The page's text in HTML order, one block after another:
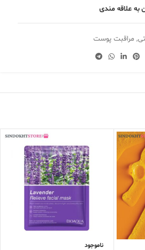
به علاقه مندی
, مراقبت پوست
ناموجود